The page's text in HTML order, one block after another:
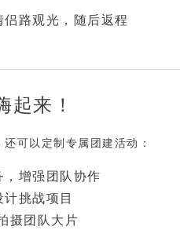
侣路观光，随后返程
起来！
可以定制专属团建活动：
，增强团队协作
计挑战项目
摄团队大片